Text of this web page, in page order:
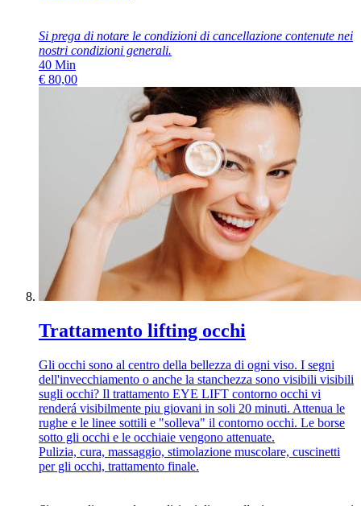
Si prega di notare le condizioni di cancellazione contenute nei
nostri condizioni generali.
40 Min
€ 80,00
Trattamento lifting occhi
Gli occhi sono al centro della bellezza di ogni viso. I segni
dell'invecchiamento o anche la stanchezza sono visibili visibili
sugli occhi? Il trattamento EYE LIFT contorno occhi vi
renderá visibilmente piu giovani in soli 20 minuti. Attenua le
rughe e le linee sottili e "solleva" il contorno occhi. Le borse
sotto gli occhi e le occhiaie vengono attenuate.
Pulizia, cura, massaggio, stimolazione muscolare, cuscinetti
per gli occhi, trattamento finale.